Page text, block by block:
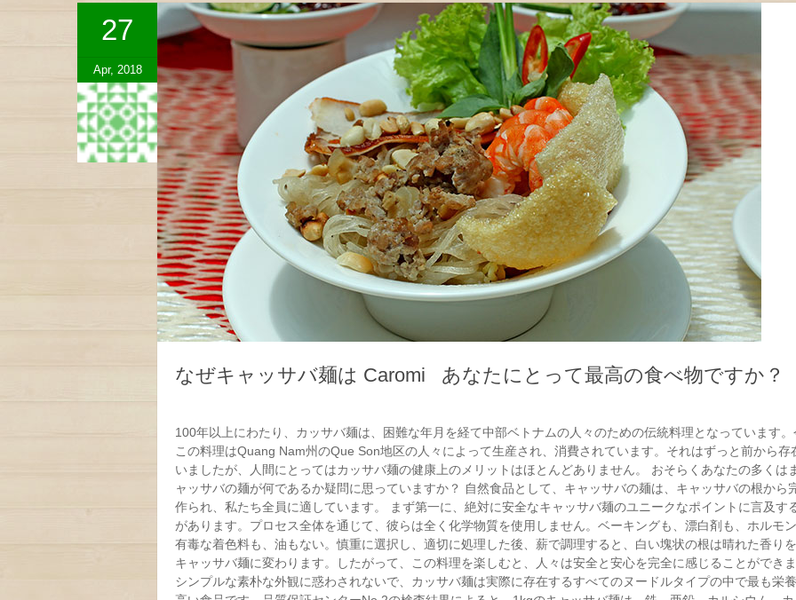
27
Apr, 2018
なぜキャッサバ麺は Caromi あなたにとって最高の食べ物ですか？
100年以上にわたり、カッサバ麺は、困難な年月を経て中部ベトナムの人々のための伝統料理となっています
この料理はQuang Nam州のQue Son地区の人々によって生産され、消費されています。それはずっと前から存
いましたが、人間にとってはカッサバ麺の健康上のメリットはほとんどありません。 おそらくあなたの多くは
ャッサバの麺が何であるか疑問に思っていますか？ 自然食品として、キャッサバの麺は、キャッサバの根から
作られ、私たち全員に適しています。 まず第一に、絶対に安全なキャッサバ麺のユニークなポイントに言及す
があります。プロセス全体を通じて、彼らは全く化学物質を使用しません。ベーキングも、漂白剤も、ホルモ
有毒な着色料も、油もない。慎重に選択し、適切に処理した後、薪で調理すると、白い塊状の根は晴れた香り
キャッサバ麺に変わります。したがって、この料理を楽しむと、人々は安全と安心を完全に感じることができ
シンプルな素朴な外観に惑わされないで、カッサバ麺は実際に存在するすべてのヌードルタイプの中で最も栄